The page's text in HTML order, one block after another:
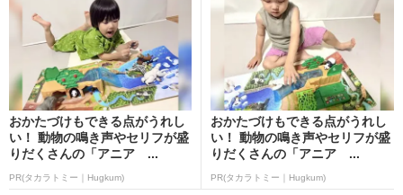
おかたづけもできる点がうれし
い！ 動物の鳴き声やセリフが盛
りだくさんの「アニア ...
PR(タカラトミー｜Hugkum)
おかたづけもできる点がうれし
い！ 動物の鳴き声やセリフが盛
りだくさんの「アニア ...
PR(タカラトミー｜Hugkum)